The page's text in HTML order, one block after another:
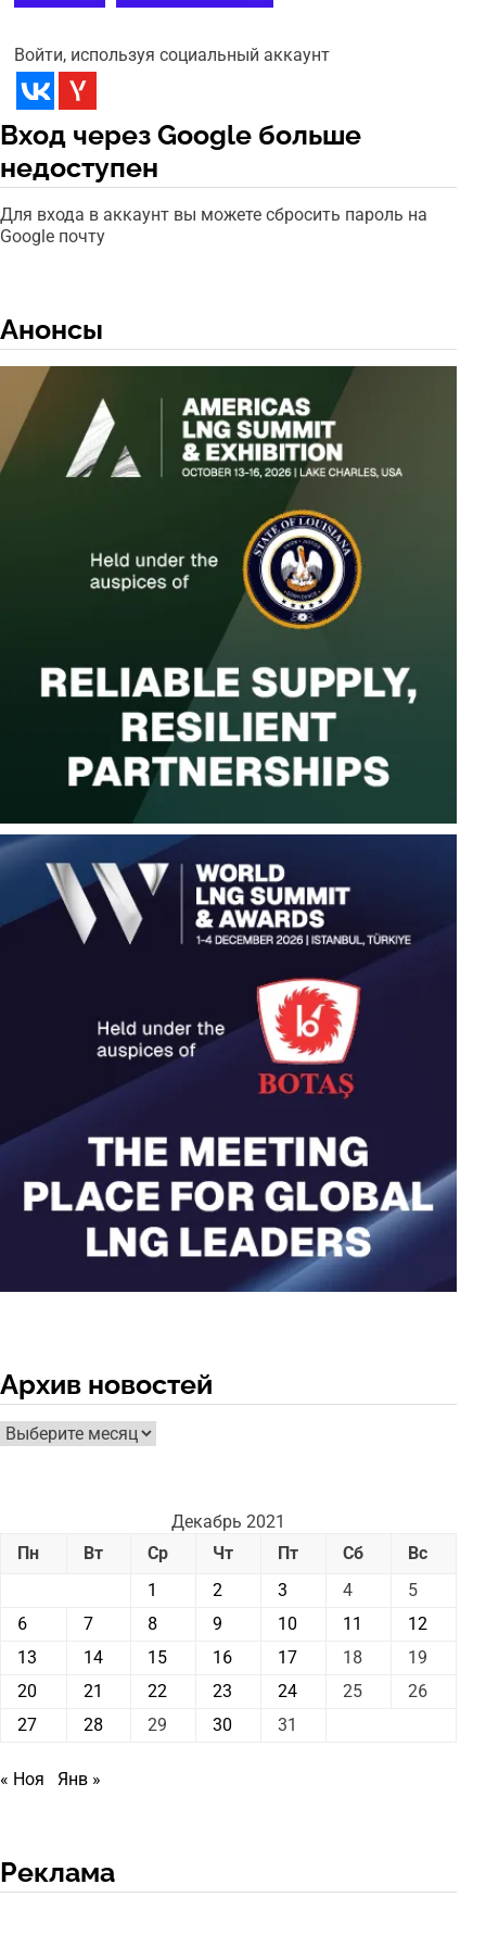
Войти, используя социальный аккаунт
Вход через Google больше
недоступен
Для входа в аккаунт вы можете сбросить пароль на
Google почту
Анонсы
Архив новостей
Архив
новостей
Декабрь 2021
Пн
Вт Ср Чт Пт Сб
Вс
1
2 3 4
5
6
7 8 9 10 11
12
13
14 15 16 17 18
19
20
21 22 23 24 25
26
27
28 29 30 31
« Ноя Янв »
Реклама